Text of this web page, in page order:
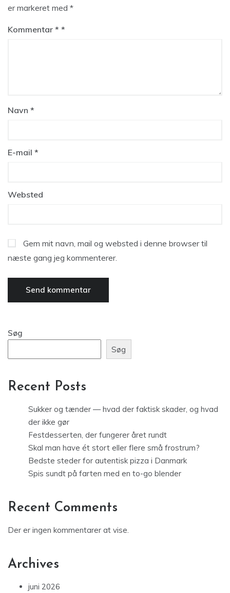
er markeret med *
Kommentar *
Navn *
E-mail *
Websted
Gem mit navn, mail og websted i denne browser til
næste gang jeg kommenterer.
Søg
Søg
Recent Posts
Sukker og tænder — hvad der faktisk skader, og hvad
der ikke gør
Festdesserten, der fungerer året rundt
Skal man have ét stort eller flere små frostrum?
Bedste steder for autentisk pizza i Danmark
Spis sundt på farten med en to-go blender
Recent Comments
Der er ingen kommentarer at vise.
Archives
juni 2026